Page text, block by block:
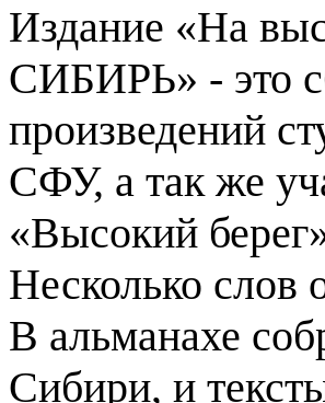
Издание «На
СИБИРЬ» - это
произведений
СФУ, а так же
«Высокий
Несколько слов
В альманахе
Сибири, и